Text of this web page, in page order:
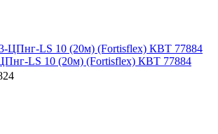
LS 10 (20м) (Fortisflex) КВТ 77884